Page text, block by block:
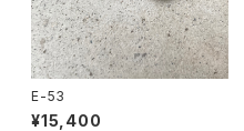
E-53
¥15,400